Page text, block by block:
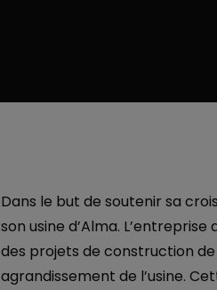
Dans le but de soutenir sa
son usine d’Alma.
des projets de construction
agrandissement de l’usine.